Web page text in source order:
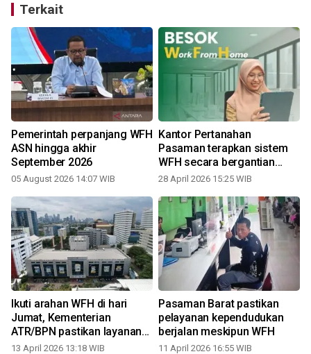
Terkait
Pemerintah perpanjang WFH
ASN hingga akhir
September 2026
05 August 2026 14:07 WIB
Kantor Pertanahan
Pasaman terapkan sistem
WFH secara bergantian
setiap Jumat
28 April 2026 15:25 WIB
Ikuti arahan WFH di hari
Jumat, Kementerian
ATR/BPN pastikan layanan
pertanahan tetap berjalan
13 April 2026 13:18 WIB
Pasaman Barat pastikan
pelayanan kependudukan
berjalan meskipun WFH
11 April 2026 16:55 WIB